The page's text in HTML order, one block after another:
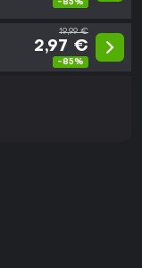
-85%
19,99 €
2,97 €
-85%